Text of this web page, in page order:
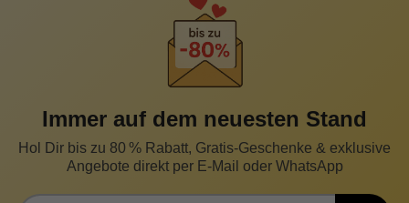
Immer auf dem neuesten Stand
Hol Dir bis zu 80 % Rabatt, Gratis-Geschenke & exklusive
Angebote direkt per E-Mail oder WhatsApp